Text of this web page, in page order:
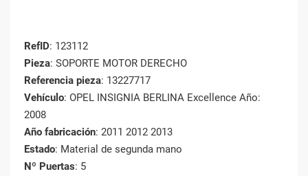
RefID: 123112
Pieza: SOPORTE MOTOR DERECHO
Referencia pieza: 13227717
Vehículo: OPEL INSIGNIA BERLINA Excellence Año:
2008
Año fabricación: 2011 2012 2013
Estado: Material de segunda mano
Nº Puertas: 5